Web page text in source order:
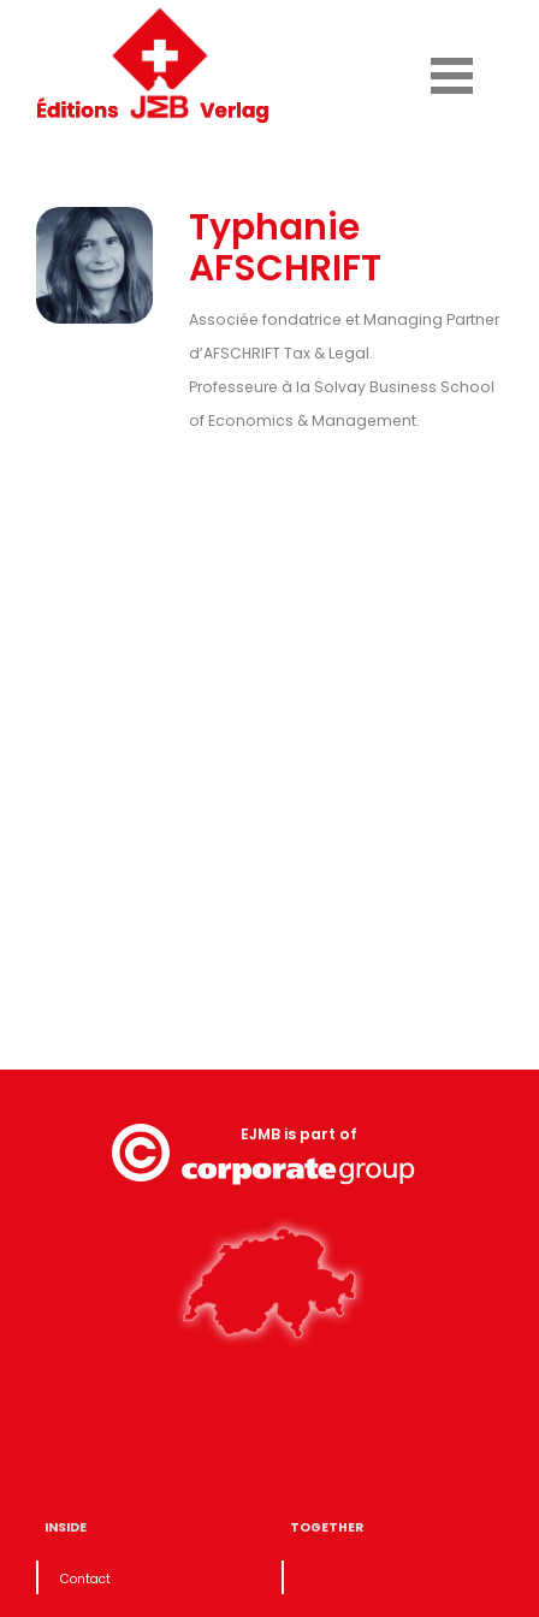
Typhanie
AFSCHRIFT
Associée fondatrice et Managing Partner
d’AFSCHRIFT Tax & Legal.
Professeure à la Solvay Business School
of Economics & Management.
EJMB is part of
INSIDE
Contact
TOGETHER